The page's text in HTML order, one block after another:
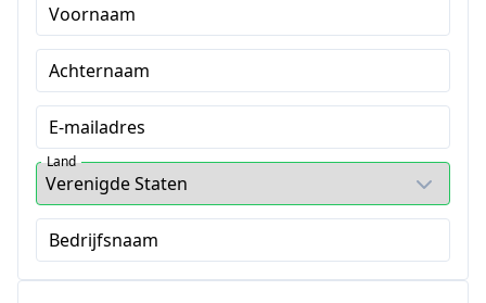
Voornaam
Achternaam
E-mailadres
Land
Bedrijfsnaam